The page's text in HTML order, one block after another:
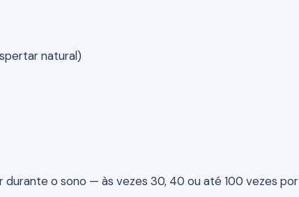
natural)
o sono — às vezes 30, 40 ou até 100 vezes